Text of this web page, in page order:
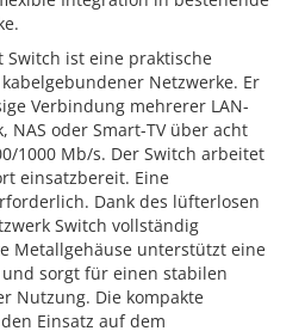
Switch ist eine praktische
Netzwerke. Er
Verbindung mehrerer LAN-
NAS oder Smart-TV über acht
1000 Mb/s. Der Switch arbeitet
einsatzbereit. Eine
Dank des lüfterlosen
Switch vollständig
Metallgehäuse unterstützt eine
sorgt für einen stabilen
Nutzung. Die kompakte
Einsatz auf dem